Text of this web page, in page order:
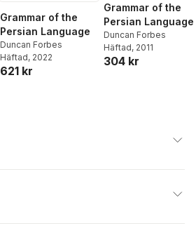
Grammar of the
Persian Language
Duncan Forbes
Häftad, 2022
621 kr
Grammar of the
Persian Language
Duncan Forbes
Häftad, 2011
304 kr